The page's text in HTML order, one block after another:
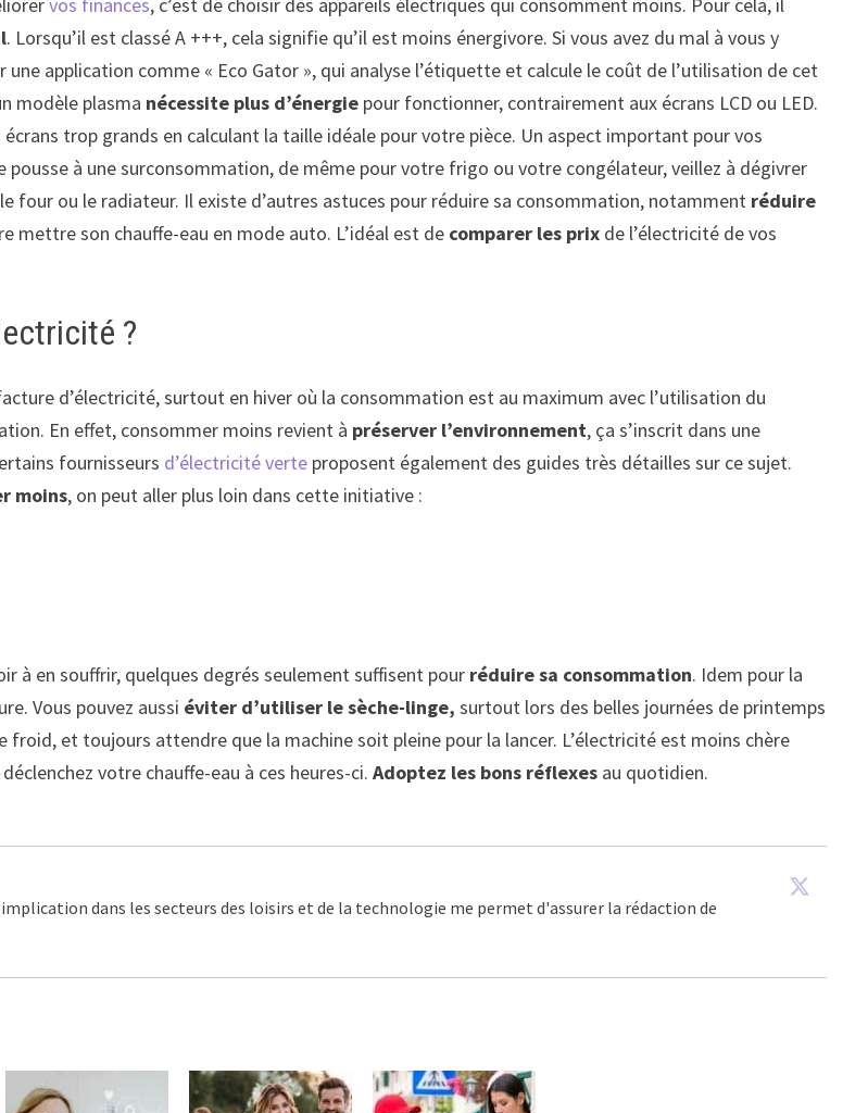
. Lorsqu’il est classé A +++, cela signifie qu’il est moins énergivore. Si vous avez du mal à vous y
application comme « Eco Gator », qui analyse l’étiquette et calcule le coût de l’utilisation de cet
modèle plasma nécessite plus d’énergie pour fonctionner, contrairement aux écrans LCD ou LED.
trop grands en calculant la taille idéale pour votre pièce. Un aspect important pour vos
pousse à une surconsommation, de même pour votre frigo ou votre congélateur, veillez à dégivrer
four ou le radiateur. Il existe d’autres astuces pour réduire sa consommation, notamment réduire
mettre son chauffe-eau en mode auto. L’idéal est de comparer les prix de l’électricité de vos
?
d’électricité, surtout en hiver où la consommation est au maximum avec l’utilisation du
En effet, consommer moins revient à préserver l’environnement, ça s’inscrit dans une
fournisseurs d’électricité verte proposent également des guides très détailles sur ce sujet.
moins, on peut aller plus loin dans cette initiative :
à en souffrir, quelques degrés seulement suffisent pour réduire sa consommation. Idem pour la
Vous pouvez aussi éviter d’utiliser le sèche-linge, surtout lors des belles journées de printemps
et toujours attendre que la machine soit pleine pour la lancer. L’électricité est moins chère
votre chauffe-eau à ces heures-ci.Adoptez les bons réflexes au quotidien.
dans les secteurs des loisirs et de la technologie me permet d'assurer la rédaction de